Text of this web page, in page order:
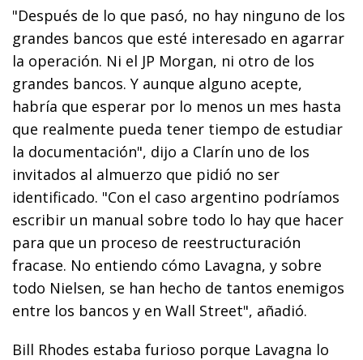
"Después de lo que pasó, no hay ninguno de los
grandes bancos que esté interesado en agarrar
la operación. Ni el JP Morgan, ni otro de los
grandes bancos. Y aunque alguno acepte,
habría que esperar por lo menos un mes hasta
que realmente pueda tener tiempo de estudiar
la documentación", dijo a Clarín uno de los
invitados al almuerzo que pidió no ser
identificado. "Con el caso argentino podríamos
escribir un manual sobre todo lo hay que hacer
para que un proceso de reestructuración
fracase. No entiendo cómo Lavagna, y sobre
todo Nielsen, se han hecho de tantos enemigos
entre los bancos y en Wall Street", añadió.
Bill Rhodes estaba furioso porque Lavagna lo